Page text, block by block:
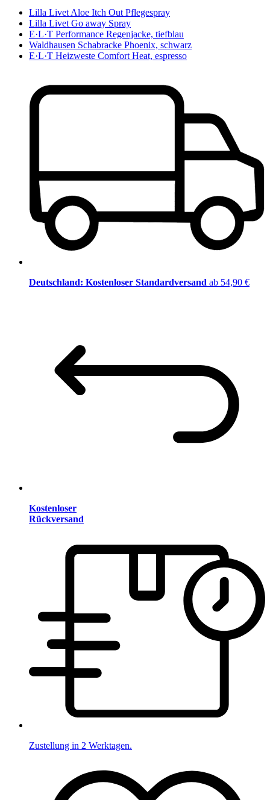
Lilla Livet Aloe Itch Out Pflegespray
Lilla Livet Go away Spray
E·L·T Performance Regenjacke, tiefblau
Waldhausen Schabracke Phoenix, schwarz
E·L·T Heizweste Comfort Heat, espresso
Deutschland: Kostenloser Standardversand ab 54,90 €
Kostenloser
Rückversand
Zustellung in 2 Werktagen.